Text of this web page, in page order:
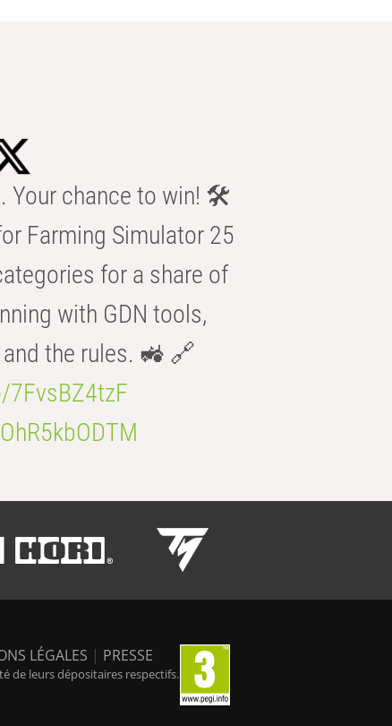
Your chance to win! 🛠️
Farming Simulator 25
for a share of
with GDN tools,
the rules. 🚜 🔗
LÉGALES | PRESSE
de leurs dépositaires respectifs.